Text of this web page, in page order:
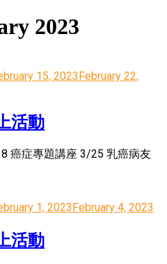
2023
15, 2023February 22,
活動
癌症專題講座 3/25 乳癌病友
1, 2023February 4, 2023
活動